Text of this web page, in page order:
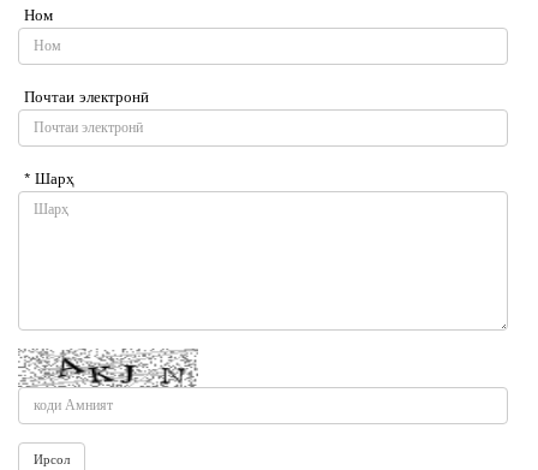
Ном
Почтаи электронӣ
* Шарҳ